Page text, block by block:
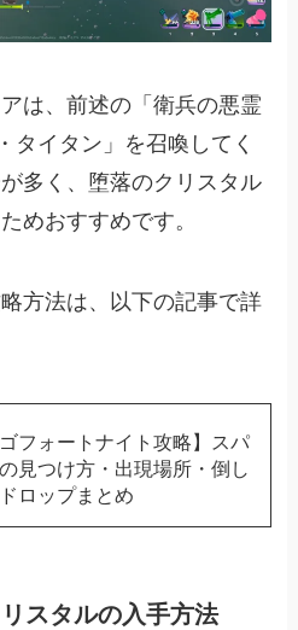
は、前述の「衛兵の悪霊
タイタン」を召喚してく
多く、堕落のクリスタル
めおすすめです。
方法は、以下の記事で詳
ゴフォートナイト攻略】スパ
見つけ方・出現場所・倒し
ロップまとめ
スタルの入手方法